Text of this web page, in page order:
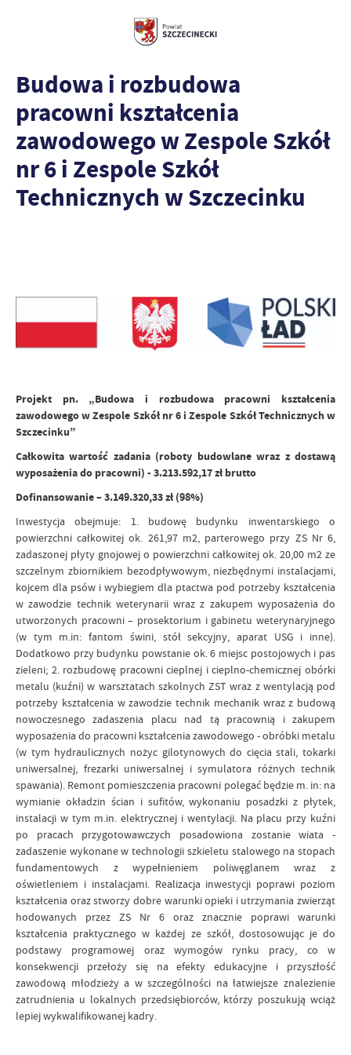
Budowa i rozbudowa
pracowni kształcenia
zawodowego w Zespole Szkół
nr 6 i Zespole Szkół
Technicznych w Szczecinku
Projekt pn. „Budowa i rozbudowa pracowni kształcenia
zawodowego w Zespole Szkół nr 6 i Zespole Szkół Technicznych w
Szczecinku”
Całkowita wartość zadania (roboty budowlane wraz z dostawą
wyposażenia do pracowni) - 3.213.592,17 zł brutto
Dofinansowanie – 3.149.320,33 zł (98%)
Inwestycja obejmuje: 1. budowę budynku inwentarskiego o
powierzchni całkowitej ok. 261,97 m2, parterowego przy ZS Nr 6,
zadaszonej płyty gnojowej o powierzchni całkowitej ok. 20,00 m2 ze
szczelnym zbiornikiem bezodpływowym, niezbędnymi instalacjami,
kojcem dla psów i wybiegiem dla ptactwa pod potrzeby kształcenia
w zawodzie technik weterynarii wraz z zakupem wyposażenia do
utworzonych pracowni – prosektorium i gabinetu weterynaryjnego
(w tym m.in: fantom świni, stół sekcyjny, aparat USG i inne).
Dodatkowo przy budynku powstanie ok. 6 miejsc postojowych i pas
zieleni; 2. rozbudowę pracowni cieplnej i cieplno-chemicznej obórki
metalu (kuźni) w warsztatach szkolnych ZST wraz z wentylacją pod
potrzeby kształcenia w zawodzie technik mechanik wraz z budową
nowoczesnego zadaszenia placu nad tą pracownią i zakupem
wyposażenia do pracowni kształcenia zawodowego - obróbki metalu
(w tym hydraulicznych nożyc gilotynowych do cięcia stali, tokarki
uniwersalnej, frezarki uniwersalnej i symulatora różnych technik
spawania). Remont pomieszczenia pracowni polegać będzie m. in: na
wymianie okładzin ścian i sufitów, wykonaniu posadzki z płytek,
instalacji w tym m.in. elektrycznej i wentylacji. Na placu przy kuźni
po pracach przygotowawczych posadowiona zostanie wiata -
zadaszenie wykonane w technologii szkieletu stalowego na stopach
fundamentowych z wypełnieniem poliwęglanem wraz z
oświetleniem i instalacjami. Realizacja inwestycji poprawi poziom
kształcenia oraz stworzy dobre warunki opieki i utrzymania zwierząt
hodowanych przez ZS Nr 6 oraz znacznie poprawi warunki
kształcenia praktycznego w każdej ze szkół, dostosowując je do
podstawy programowej oraz wymogów rynku pracy, co w
konsekwencji przełoży się na efekty edukacyjne i przyszłość
zawodową młodzieży a w szczególności na łatwiejsze znalezienie
zatrudnienia u lokalnych przedsiębiorców, którzy poszukują wciąż
lepiej wykwalifikowanej kadry.